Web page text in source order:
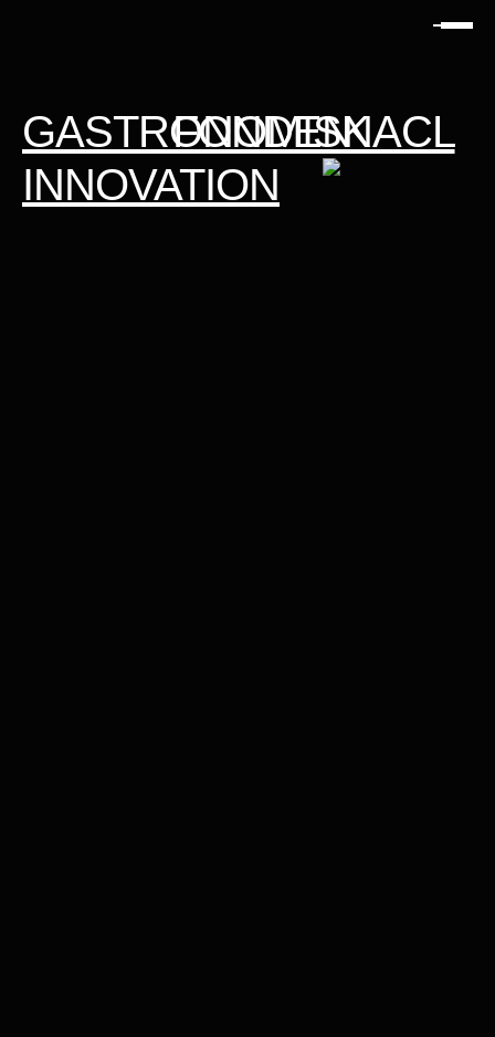
GASTRONOMISK
INNOVATION
FONDENNACL